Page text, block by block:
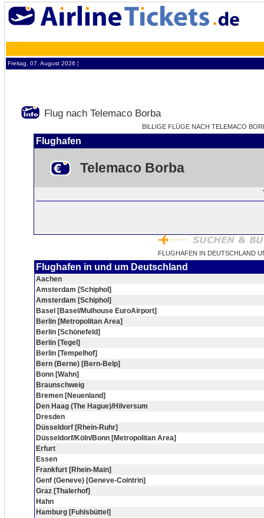
Freitag, 07. August 2026 ¦
Flug nach Telemaco Borba
BILLIGE FLÜGE NACH TELEMACO
Flughafen
Telemaco Borba
FLUGHAFEN IN DEUTSCHLAND
Flughafen in und um Deutschland
Aachen
Amsterdam [Schiphol]
Amsterdam [Schiphol]
Basel [Basel/Mulhouse EuroAirport]
Berlin [Metropolitan Area]
Berlin [Schönefeld]
Berlin [Tegel]
Berlin [Tempelhof]
Bern (Berne) [Bern-Belp]
Bonn [Wahn]
Braunschweig
Bremen [Neuenland]
Den Haag (The Hague)/Hilversum
Dresden
Düsseldorf [Rhein-Ruhr]
Düsseldorf/Köln/Bonn [Metropolitan Area]
Erfurt
Essen
Frankfurt [Rhein-Main]
Genf (Geneve) [Geneve-Cointrin]
Graz [Thalerhof]
Hahn
Hamburg [Fuhlsbüttel]